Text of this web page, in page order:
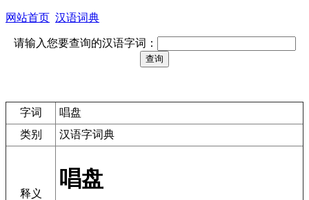
网站首页 汉语词典
请输入您要查询的汉语字词：
字词
唱盘
类别
汉语字词典
释义
唱盘